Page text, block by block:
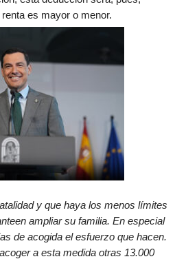
es mayor o menor.
y que haya los menos límites
ampliar su familia. En especial
de acogida el esfuerzo que hacen.
a esta medida otras 13.000